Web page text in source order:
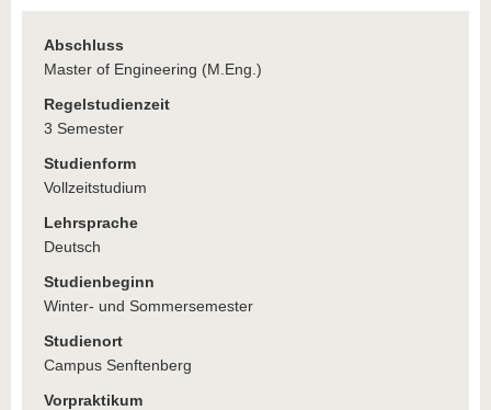
Abschluss
Master of Engineering (M.Eng.)
Regelstudienzeit
3 Semester
Studienform
Vollzeitstudium
Lehrsprache
Deutsch
Studienbeginn
Winter- und Sommersemester
Studienort
Campus Senftenberg
Vorpraktikum